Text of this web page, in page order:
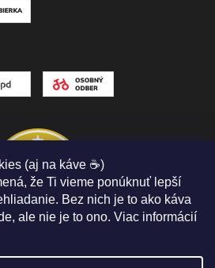
(aj na káve ☕)
že Ti vieme ponúknuť lepší
Bez nich je to ako káva
ale nie je to ono. Viac informácií